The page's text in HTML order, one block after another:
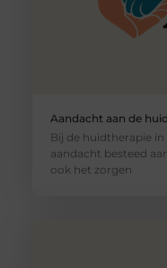
Aandacht aan de
Bij de huidtherapie
aandacht besteed
ook het zorgen